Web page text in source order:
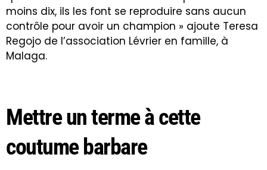
moins dix, ils les font se reproduire sans aucun
contrôle pour avoir un champion » ajoute Teresa
Regojo de l’association Lévrier en famille, à
Malaga.
Mettre un terme à cette
coutume barbare